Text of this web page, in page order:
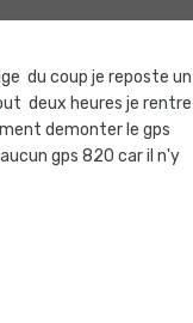
du coup je reposte
deux heures je rentre
demonter le gps
gps 820 car il n'y